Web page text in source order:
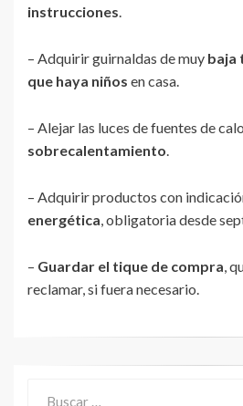
instrucciones.
– Adquirir guirnaldas de muy baja
que haya niños en casa.
– Alejar las luces de fuentes de
sobrecalentamiento.
– Adquirir productos con
energética, obligatoria desde
– Guardar el tique de compra,
reclamar, si fuera necesario.